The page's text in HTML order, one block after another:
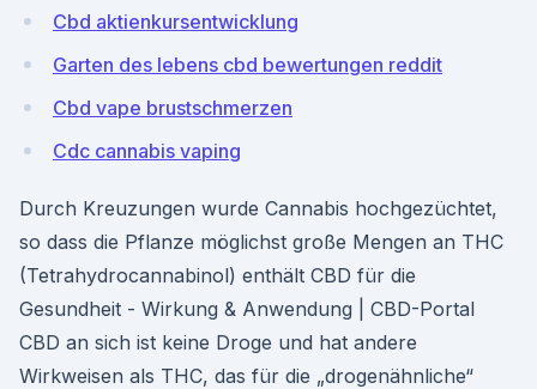
Cbd aktienkursentwicklung
Garten des lebens cbd bewertungen reddit
Cbd vape brustschmerzen
Cdc cannabis vaping
Durch Kreuzungen wurde Cannabis hochgezüchtet,
so dass die Pflanze möglichst große Mengen an THC
(Tetrahydrocannabinol) enthält CBD für die
Gesundheit - Wirkung & Anwendung | CBD-Portal
CBD an sich ist keine Droge und hat andere
Wirkweisen als THC, das für die „drogenähnliche“